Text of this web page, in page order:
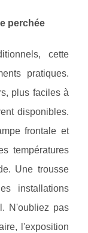
perchée
cette
pratiques.
plus faciles à
disponibles.
frontale et
températures
Une trousse
installations
N'oubliez pas
l'exposition